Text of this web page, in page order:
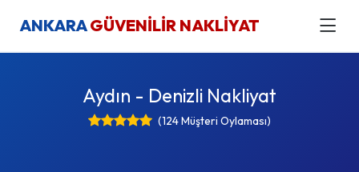
ANKARAGÜVENİLİR NAKLİYAT
Aydın - Denizli Nakliyat
(124 Müşteri Oylaması)